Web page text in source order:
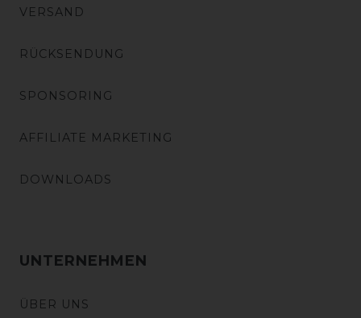
VERSAND
RÜCKSENDUNG
SPONSORING
AFFILIATE MARKETING
DOWNLOADS
UNTERNEHMEN
ÜBER UNS